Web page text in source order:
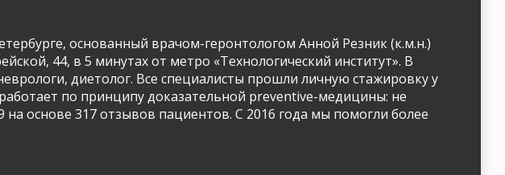
основанный врачом-геронтологом Анной Резник (к.м.н.)
44, в 5 минутах от метро «Технологический институт». В
диетолог. Все специалисты прошли личную стажировку у
по принципу доказательной preventive-медицины: не
основе 317 отзывов пациентов. С 2016 года мы помогли более